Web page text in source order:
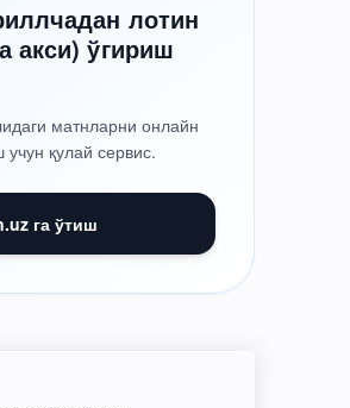
лотин
акси) ўгириш
матнларни онлайн
қулай сервис.
га ўтиш